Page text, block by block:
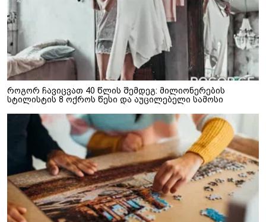
როგორ ჩავიცვათ 40 წლის შემდეგ: მილიონერების
სტილისტის 8 ოქროს წესი და აუცილებელი სამოსი